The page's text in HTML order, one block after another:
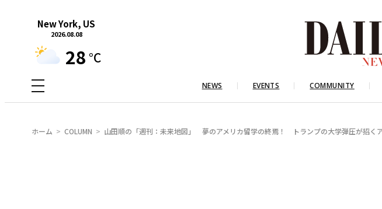
New York, US
2026.08.08
28 °C
NEWS EVENTS COMMUNITY
ホーム COLUMN 山田順の「週刊：未来地図」 夢のアメリカ留学の終焉！ トランプの大学弾圧が招く